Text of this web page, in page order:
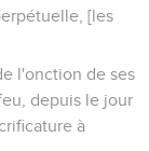
[les
l'onction de ses
depuis le jour
à